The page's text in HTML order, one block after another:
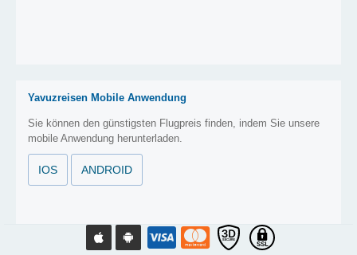
Yavuzreisen Mobile Anwendung
Sie können den günstigsten Flugpreis finden, indem Sie unsere
mobile Anwendung herunterladen.
IOS ANDROID